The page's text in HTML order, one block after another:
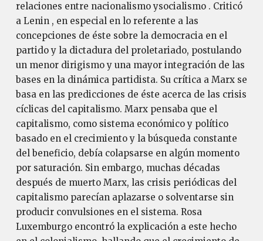
relaciones entre nacionalismo ysocialismo . Criticó
a Lenin , en especial en lo referente a las
concepciones de éste sobre la democracia en el
partido y la dictadura del proletariado, postulando
un menor dirigismo y una mayor integración de las
bases en la dinámica partidista. Su crítica a Marx se
basa en las predicciones de éste acerca de las crisis
cíclicas del capitalismo. Marx pensaba que el
capitalismo, como sistema económico y político
basado en el crecimiento y la búsqueda constante
del beneficio, debía colapsarse en algún momento
por saturación. Sin embargo, muchas décadas
después de muerto Marx, las crisis periódicas del
capitalismo parecían aplazarse o solventarse sin
producir convulsiones en el sistema. Rosa
Luxemburgo encontró la explicación a este hecho